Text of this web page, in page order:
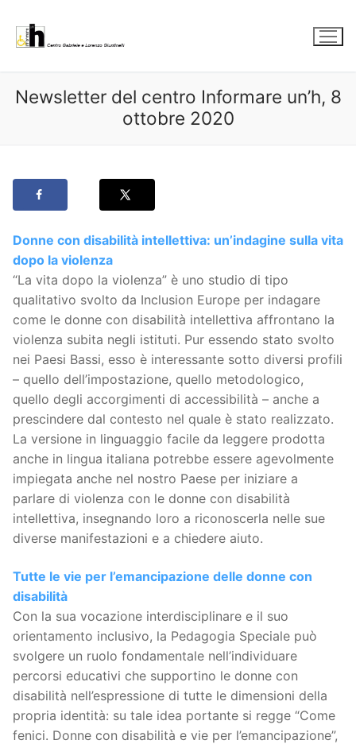
contenuto
Newsletter del centro Informare un’h, 8
ottobre 2020
Donne con disabilità intellettiva: un’indagine sulla vita
dopo la violenza
“La vita dopo la violenza” è uno studio di tipo
qualitativo svolto da Inclusion Europe per indagare
come le donne con disabilità intellettiva affrontano la
violenza subita negli istituti. Pur essendo stato svolto
nei Paesi Bassi, esso è interessante sotto diversi profili
– quello dell’impostazione, quello metodologico,
quello degli accorgimenti di accessibilità – anche a
prescindere dal contesto nel quale è stato realizzato.
La versione in linguaggio facile da leggere prodotta
anche in lingua italiana potrebbe essere agevolmente
impiegata anche nel nostro Paese per iniziare a
parlare di violenza con le donne con disabilità
intellettiva, insegnando loro a riconoscerla nelle sue
diverse manifestazioni e a chiedere aiuto.
Tutte le vie per l’emancipazione delle donne con
disabilità
Con la sua vocazione interdisciplinare e il suo
orientamento inclusivo, la Pedagogia Speciale può
svolgere un ruolo fondamentale nell’individuare
percorsi educativi che supportino le donne con
disabilità nell’espressione di tutte le dimensioni della
propria identità: su tale idea portante si regge “Come
fenici. Donne con disabilità e vie per l’emancipazione”,